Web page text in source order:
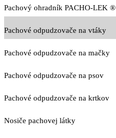
Pachový ohradník PACHO-LEK ®
Pachové odpudzovače na vtáky
Pachové odpudzovače na mačky
Pachové odpudzovače na psov
Pachové odpudzovače na krtkov
Nosiče pachovej látky